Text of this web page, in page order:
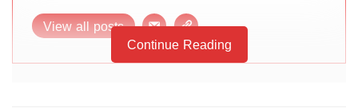
View all posts
Continue Reading